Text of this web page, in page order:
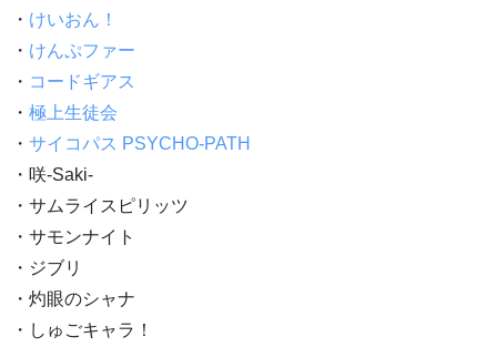
・ けいおん！
・ けんぷファー
・ コードギアス
・ 極上生徒会
・ サイコパス PSYCHO-PATH
・咲-Saki-
・サムライスピリッツ
・サモンナイト
・ジブリ
・灼眼のシャナ
・しゅごキャラ！